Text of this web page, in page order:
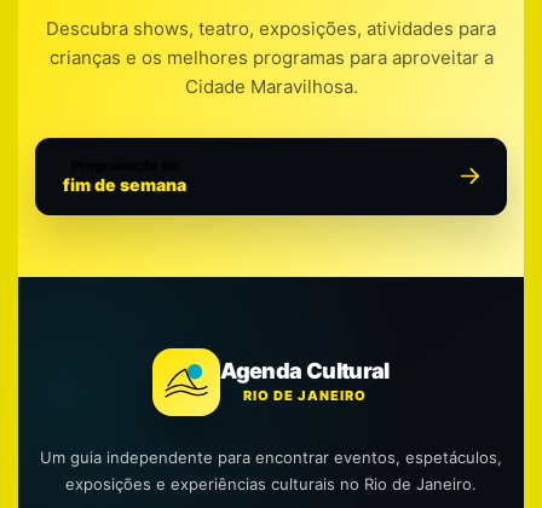
Descubra shows, teatro, exposições, atividades para
crianças e os melhores programas para aproveitar a
Cidade Maravilhosa.
fim de semana
Agenda Cultural
RIO DE JANEIRO
Um guia independente para encontrar eventos, espetáculos,
exposições e experiências culturais no Rio de Janeiro.